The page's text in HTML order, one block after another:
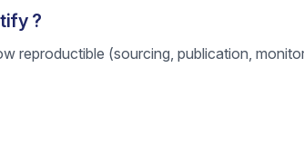
?
reproductible (sourcing, publication,